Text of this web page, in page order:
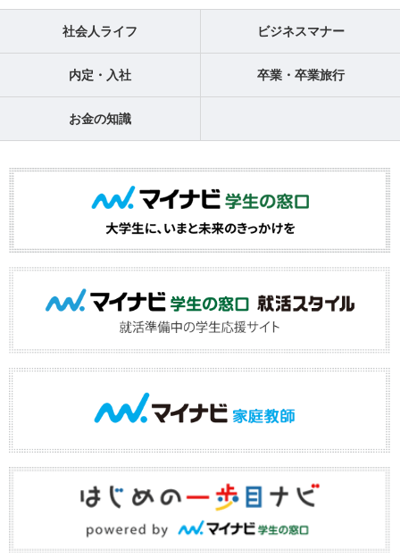
社会人ライフ ビジネスマナー
内定・入社 卒業・卒業旅行
お金の知識